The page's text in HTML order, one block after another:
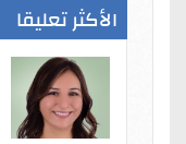
الأكثر تعليقا